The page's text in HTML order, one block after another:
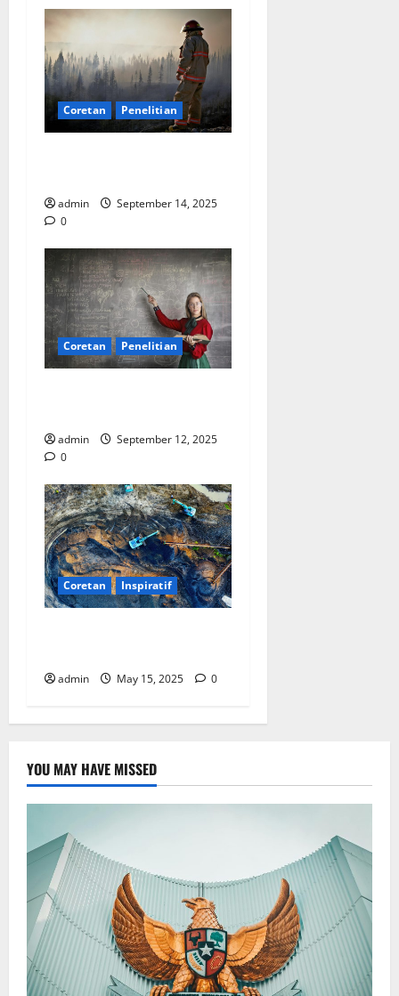
Coretan Penelitian
admin
September 14, 2025
0
Coretan Penelitian
admin
September 12, 2025
0
Coretan Inspiratif
admin May 15, 2025 0
YOU MAY HAVE MISSED